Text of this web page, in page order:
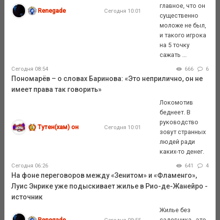
Renegade Сегодня 10:01
главное, что он
существенно
моложе не был,
и такого игрока
на 5 точку
сажать ...
Сегодня 08:54 666 6
Пономарёв – о словах Баринова: «Это неприлично, он не
имеет права так говорить»
Тутен(хам) он Сегодня 10:01
Локомотив
беднеет. В
руководство
зовут странных
людей ради
каких-то денег.
Сегодня 06:26 641 4
На фоне переговоров между «Зенитом» и «Фламенго»,
Луис Энрике уже подыскивает жилье в Рио-де-Жанейро -
источник
Жилье без